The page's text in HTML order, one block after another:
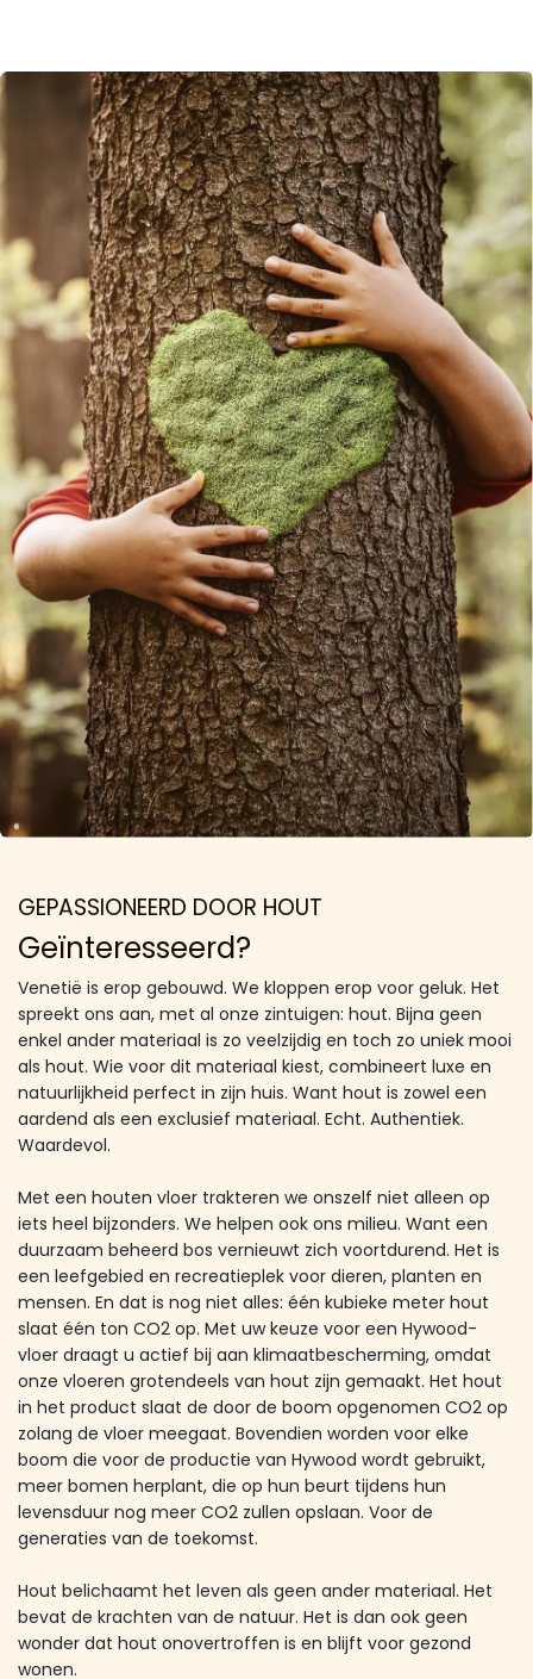
GEPASSIONEERD DOOR HOUT
Geïnteresseerd?
Venetië is erop gebouwd. We kloppen erop voor geluk. Het
spreekt ons aan, met al onze zintuigen: hout. Bijna geen
enkel ander materiaal is zo veelzijdig en toch zo uniek mooi
als hout. Wie voor dit materiaal kiest, combineert luxe en
natuurlijkheid perfect in zijn huis. Want hout is zowel een
aardend als een exclusief materiaal. Echt. Authentiek.
Waardevol.
Met een houten vloer trakteren we onszelf niet alleen op
iets heel bijzonders. We helpen ook ons milieu. Want een
duurzaam beheerd bos vernieuwt zich voortdurend. Het is
een leefgebied en recreatieplek voor dieren, planten en
mensen. En dat is nog niet alles: één kubieke meter hout
slaat één ton CO2 op. Met uw keuze voor een Hywood-
vloer draagt u actief bij aan klimaatbescherming, omdat
onze vloeren grotendeels van hout zijn gemaakt. Het hout
in het product slaat de door de boom opgenomen CO2 op
zolang de vloer meegaat. Bovendien worden voor elke
boom die voor de productie van Hywood wordt gebruikt,
meer bomen herplant, die op hun beurt tijdens hun
levensduur nog meer CO2 zullen opslaan. Voor de
generaties van de toekomst.
Hout belichaamt het leven als geen ander materiaal. Het
bevat de krachten van de natuur. Het is dan ook geen
wonder dat hout onovertroffen is en blijft voor gezond
wonen.